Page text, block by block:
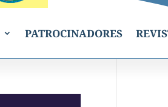
PATROCINADORES